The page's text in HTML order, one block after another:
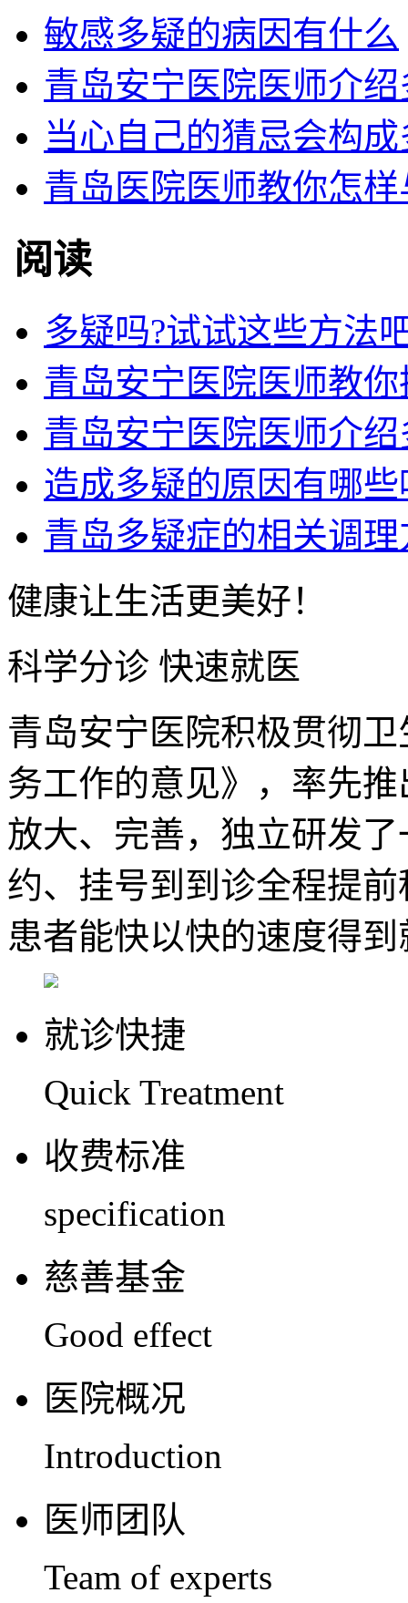
敏感多疑的病因有什么
青岛安宁医院医师介
当心自己的猜忌会构
青岛医院医师教你怎
阅读
多疑吗?试试这些方法
青岛安宁医院医师教
青岛安宁医院医师介
造成多疑的原因有哪些
青岛多疑症的相关调理
健康让生活更美好！
科学分诊 快速就医
青岛安宁医院积极贯彻
务工作的意见》，率先
放大、完善，独立研发
约、挂号到到诊全程提
患者能快以快的速度得
就诊快捷
Quick Treatment
收费标准
specification
慈善基金
Good effect
医院概况
Introduction
医师团队
Team of experts